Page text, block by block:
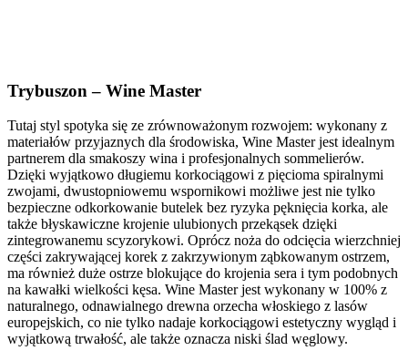
Trybuszon – Wine Master
Tutaj styl spotyka się ze zrównoważonym rozwojem: wykonany z
materiałów przyjaznych dla środowiska, Wine Master jest idealnym
partnerem dla smakoszy wina i profesjonalnych sommelierów.
Dzięki wyjątkowo długiemu korkociągowi z pięcioma spiralnymi
zwojami, dwustopniowemu wspornikowi możliwe jest nie tylko
bezpieczne odkorkowanie butelek bez ryzyka pęknięcia korka, ale
także błyskawiczne krojenie ulubionych przekąsek dzięki
zintegrowanemu scyzorykowi. Oprócz noża do odcięcia wierzchniej
części zakrywającej korek z zakrzywionym ząbkowanym ostrzem,
ma również duże ostrze blokujące do krojenia sera i tym podobnych
na kawałki wielkości kęsa. Wine Master jest wykonany w 100% z
naturalnego, odnawialnego drewna orzecha włoskiego z lasów
europejskich, co nie tylko nadaje korkociągowi estetyczny wygląd i
wyjątkową trwałość, ale także oznacza niski ślad węglowy.